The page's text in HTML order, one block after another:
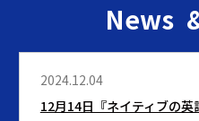
News
2024.12.04
12月14日『ネイティブの